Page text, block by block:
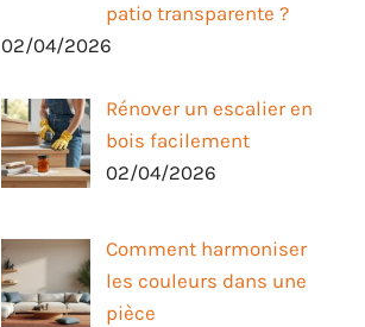
patio transparente ?
02/04/2026
Rénover un escalier en
bois facilement
02/04/2026
Comment harmoniser
les couleurs dans une
pièce